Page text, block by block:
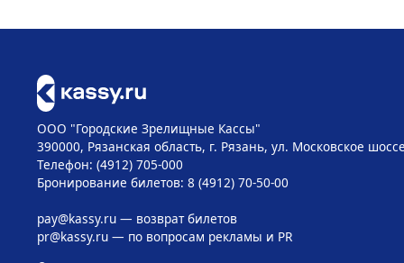
ООО "Городские Зрелищные Кассы"
390000, Рязанская область, г. Рязань, ул. Московское
Телефон: (4912) 705-000
Бронирование билетов: 8 (4912) 70-50-00
pay@kassy.ru— возврат билетов
pr@kassy.ru— по вопросам рекламы и PR